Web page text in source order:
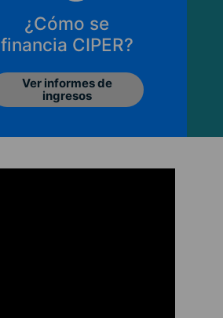
¿Cómo se
financia CIPER?
Ver informes de
ingresos